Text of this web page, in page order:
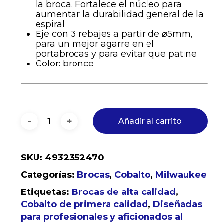
No hay productos en el
carrito.
la broca. Fortalece el núcleo para
aumentar la durabilidad general de la
espiral
Eje con 3 rebajes a partir de ⌀5mm,
para un mejor agarre en el
portabrocas y para evitar que patine
Color: bronce
Añadir al carrito
SKU: 4932352470
Categorías: Brocas, Cobalto, Milwaukee
Etiquetas: Brocas de alta calidad ,
Cobalto de primera calidad , Diseñadas
para profesionales y aficionados al